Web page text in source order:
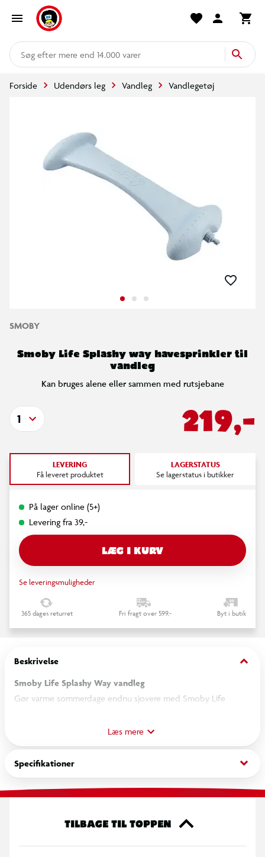
mere end 14.000 varer
Forside Udendørs leg Vandleg Vandlegetøj
SMOBY
Smoby Life Splashy way havesprinkler til
vandleg
Kan bruges alene eller sammen med rutsjebane
219,-
1
LEVERING
Få leveret produktet
LAGERSTATUS
Se lagerstatus i butikker
På lager online (5+)
Levering fra 39,-
LÆG I KURV
Se leveringsmuligheder
365 dages returret Fri fragt over 599,- Byt i butik
Beskrivelse keyboard_arrow_down
Smoby Life Splashy Way vandleg
Gør varme sommerdage endnu sjovere med Smoby Life
skaber en forfriskende vandtunnel, som børnene kan løbe,
hoppe og lege igennem i timevis.
Splashy Way kan bruges alene eller kombineres med en
rutsjebane for endnu mere vandleg. Vandstrålernes højde
tilpasses efter behov.
Læs mere
Specifikationer keyboard_arrow_down
TILBAGE TIL TOPPEN